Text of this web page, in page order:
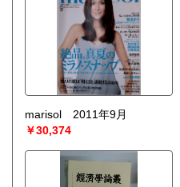
marisol 2011年9月
￥30,374